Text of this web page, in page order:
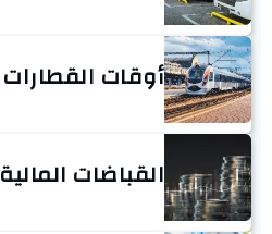
أوقات القطارات
القباضات المالية